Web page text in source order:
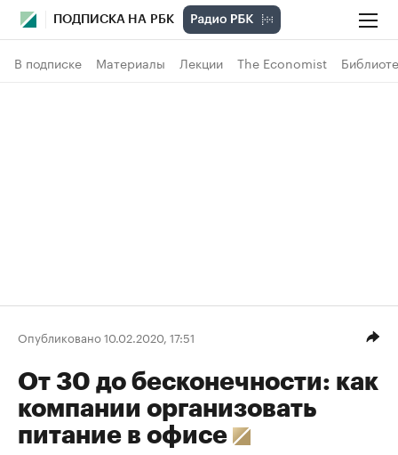
ПОДПИСКА НА РБК
В подписке Материалы Лекции The Economist
Опубликовано 10.02.2020, 17:51
От 30 до бесконечности: как
компании организовать
питание в офисе